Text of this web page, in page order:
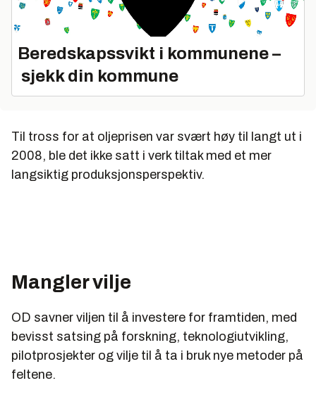
Beredskapssvikt i kommunene –
sjekk din kommune
Til tross for at oljeprisen var svært høy til langt ut i
2008, ble det ikke satt i verk tiltak med et mer
langsiktig produksjonsperspektiv.
Mangler vilje
OD savner viljen til å investere for framtiden, med
bevisst satsing på forskning, teknologiutvikling,
pilotprosjekter og vilje til å ta i bruk nye metoder på
feltene.